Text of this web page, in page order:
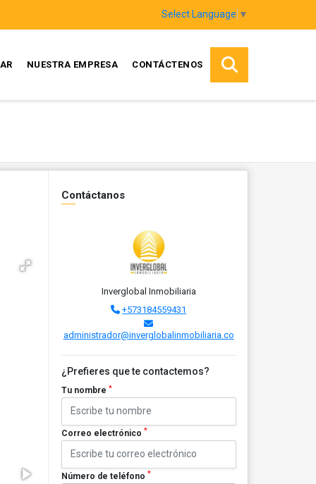
Select Language ▼
NUESTRA EMPRESA CONTÁCTENOS
Contáctanos
Inverglobal Inmobiliaria
+573184559431
administrador@inverglobalinmobiliaria.co
¿Prefieres que te contactemos?
Tu nombre *
Correo electrónico *
Número de teléfono *